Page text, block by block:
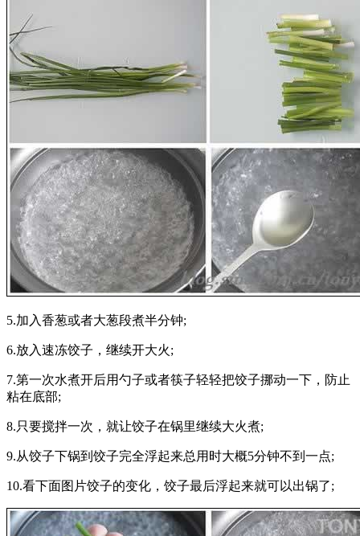
5.加入香葱或者大葱段煮半分钟;
6.放入速冻饺子，继续开大火;
7.第一次水煮开后用勺子或者筷子轻轻把饺子挪动一下，防止
粘在底部;
8.只要搅拌一次，就让饺子在锅里继续大火煮;
9.从饺子下锅到饺子完全浮起来总用时大概5分钟不到一点;
10.看下面图片饺子的变化，饺子最后浮起来就可以出锅了;